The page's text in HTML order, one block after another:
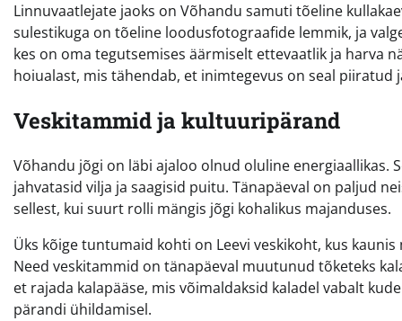
Linnuvaatlejate jaoks on Võhandu samuti tõeline
sulestikuga on tõeline loodusfotograafide lemmik, ja
kes on oma tegutsemises äärmiselt ettevaatlik ja harva
hoiualast, mis tähendab, et inimtegevus on seal piiratud
Veskitammid ja kultuuripärand
Võhandu jõgi on läbi ajaloo olnud oluline energiaallikas.
jahvatasid vilja ja saagisid puitu. Tänapäeval on paljud
sellest, kui suurt rolli mängis jõgi kohalikus majanduses.
Üks kõige tuntumaid kohti on Leevi veskikoht, kus
Need veskitammid on tänapäeval muutunud tõketeks
et rajada kalapääse, mis võimaldaksid kaladel vabalt
pärandi ühildamisel.